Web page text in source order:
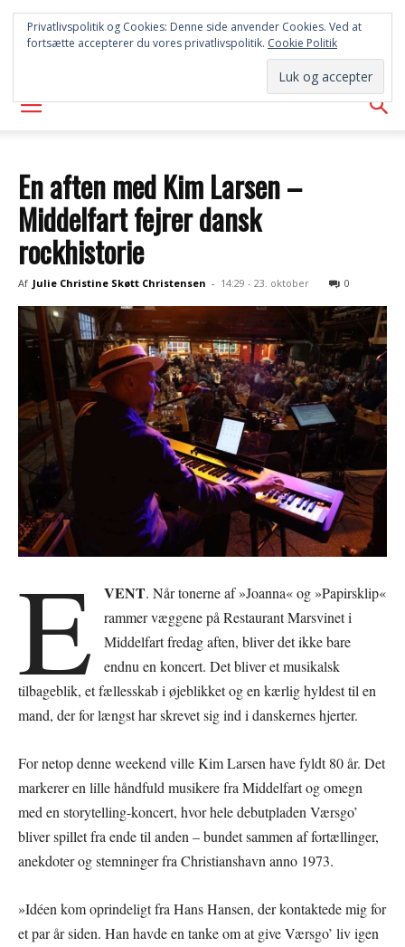
SYD
AVISEN
En aften med Kim Larsen –
Middelfart fejrer dansk
rockhistorie
Af Julie Christine Skøtt Christensen - 14:29 - 23. oktober 0
E VENT. Når tonerne af »Joanna« og »Papirsklip«
rammer væggene på Restaurant Marsvinet i
Middelfart fredag aften, bliver det ikke bare
endnu en koncert. Det bliver et musikalsk
tilbageblik, et fællesskab i øjeblikket og en kærlig hyldest til en
mand, der for længst har skrevet sig ind i danskernes hjerter.
For netop denne weekend ville Kim Larsen have fyldt 80 år. Det
markerer en lille håndfuld musikere fra Middelfart og omegn
med en storytelling-koncert, hvor hele debutpladen Værsgo’
bliver spillet fra ende til anden – bundet sammen af fortællinger,
anekdoter og stemninger fra Christianshavn anno 1973.
»Idéen kom oprindeligt fra Hans Hansen, der kontaktede mig for
et par år siden. Han havde en tanke om at give Værsgo’ liv igen
Privatlivspolitik og Cookies: Denne side anvender Cookies. Ved at
fortsætte accepterer du vores privatlivspolitik. Cookie Politik